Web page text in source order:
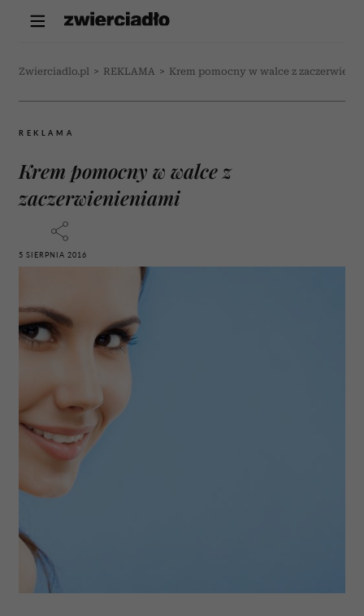
Zwierciadlo.pl > REKLAMA > Krem pomocny w walce z
REKLAMA
Krem pomocny w walce z
zaczerwienieniami
5 SIERPNIA 2016